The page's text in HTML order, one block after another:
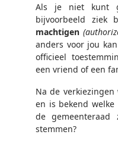
Als je niet kunt
bijvoorbeeld ziek
machtigen
anders voor jou
officieel
een vriend of een
Na de
en is bekend
de
stemmen?